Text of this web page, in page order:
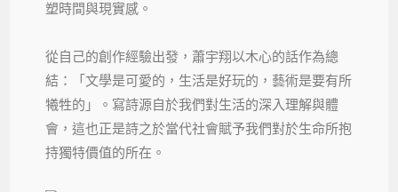
塑時間與現實感。
從自己的創作經驗出發，蕭宇翔以木心的話作為總
結：「文學是可愛的，生活是好玩的，藝術是要有所
犧牲的」。寫詩源自於我們對生活的深入理解與體
會，這也正是詩之於當代社會賦予我們對於生命所抱
持獨特價值的所在。